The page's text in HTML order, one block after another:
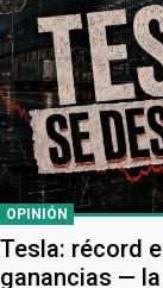
OPINIÓN
Tesla: récord
ganancias —